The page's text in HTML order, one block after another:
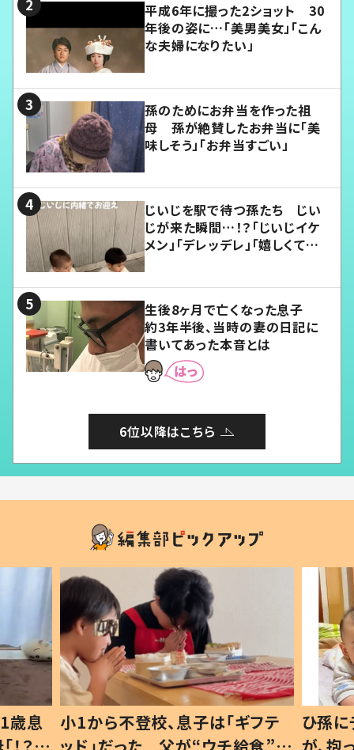
平成6年に撮った2ショット 30
年後の姿に…「美男美女」「こん
な夫婦になりたい」
孫のためにお弁当を作った祖
母 孫が絶賛したお弁当に「美
味しそう」「お弁当すごい」
じいじを駅で待つ孫たち じい
じが来た瞬間…！？「じいじイケ
メン」「デレッデレ」「嬉しくて可
生後8ヶ月で亡くなった息子
約3年半後、当時の妻の日記に
書いてあった本音とは
6位以降はこちら
歳息
？」
小1から不登校、息子は「ギフテ
ッド」だった 父が“ウチ給食”を
ひ孫
が、